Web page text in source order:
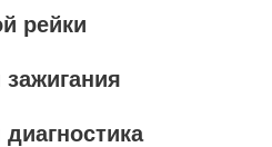
рейки